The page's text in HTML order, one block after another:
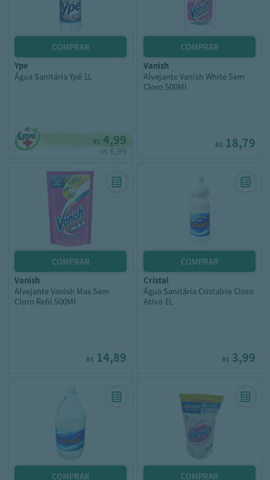
ype
Água Sanitária Ypê 1L
R$ 4,99
R$ 6,99
vanish
Alvejante Vanish White Sem
Cloro 500Ml
R$ 18,79
vanish
Alvejante Vanish Max Sem
Cloro Refil 500Ml
R$ 14,89
cristal
Água Sanitária Cristalrio Cloro
Ativo 1L
R$ 3,99